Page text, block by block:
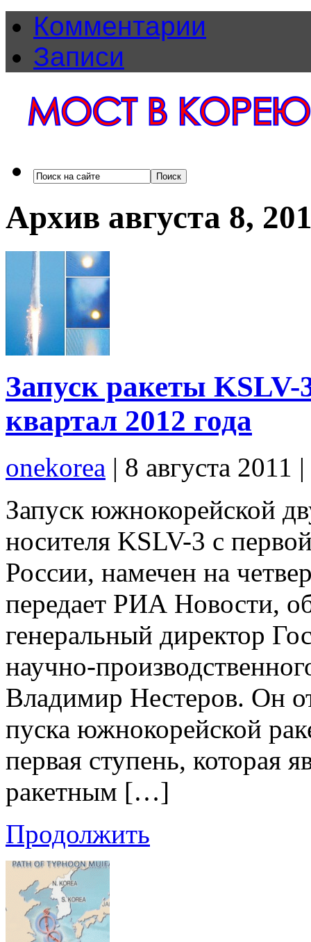
Комментарии
Записи
Архив августа 8,
Запуск ракеты
квартал 2012 года
onekorea | 8 августа 2011 |
Запуск южнокорейской
носителя KSLV-3 с
России, намечен на
передает РИА Новости,
генеральный директор
научно-
Владимир Нестеров. Он
пуска южнокорейской
первая ступень, которая
ракетным […]
Продолжить